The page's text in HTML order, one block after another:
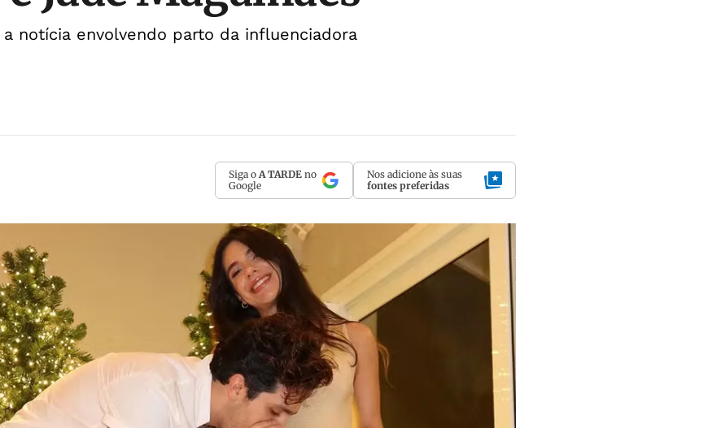
notícia envolvendo parto da influenciadora
Siga o A TARDE no
Google
Nos adicione às suas
fontes preferidas